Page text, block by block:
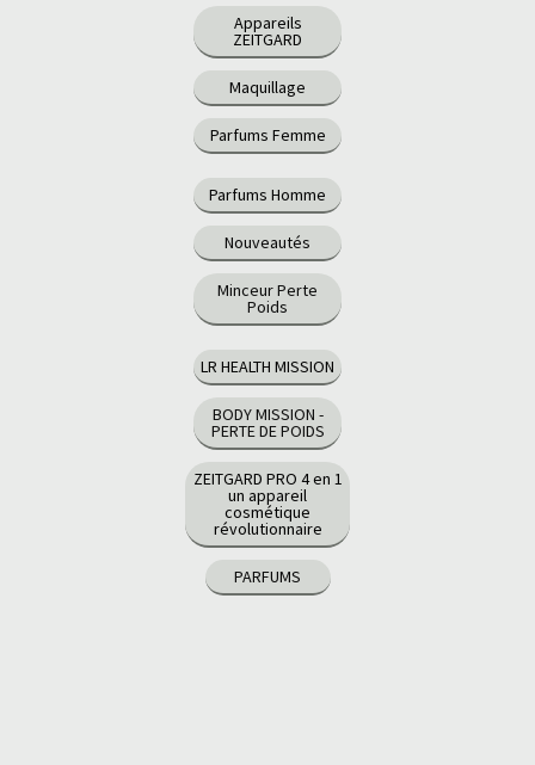
Appareils
ZEITGARD
Maquillage
Parfums Femme
Parfums Homme
Nouveautés
Minceur Perte
Poids
LR HEALTH MISSION
BODY MISSION -
PERTE DE POIDS
ZEITGARD PRO 4 en 1
un appareil
cosmétique
révolutionnaire
PARFUMS